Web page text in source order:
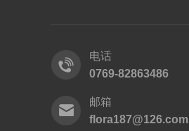
电话
0769-82863486
邮箱
flora187@126.com